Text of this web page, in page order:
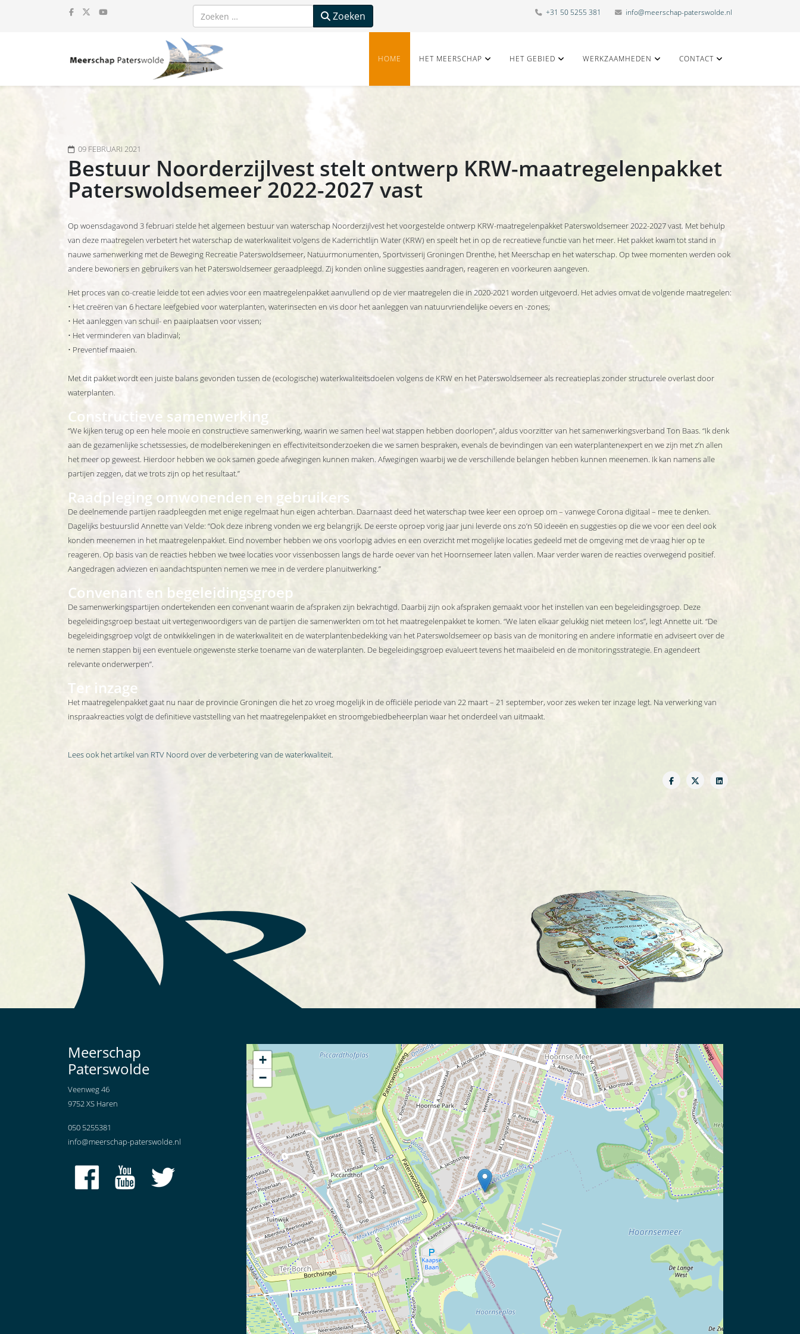
Zoeken Zoeken +31 50 5255 381 info@meerschap-paterswolde.nl
HOME HET MEERSCHAP HET GEBIED WERKZAAMHEDEN CONTACT
09 FEBRUARI 2021
Bestuur Noorderzijlvest stelt ontwerp KRW-maatregelenpakket
Paterswoldsemeer 2022-2027 vast
Op woensdagavond 3 februari stelde het algemeen bestuur van waterschap Noorderzijlvest het voorgestelde ontwerp KRW-maatregelenpakket Paterswoldsemeer 2022-2027 vast. Met behulp
van deze maatregelen verbetert het waterschap de waterkwaliteit volgens de Kaderrichtlijn Water (KRW) en speelt het in op de recreatieve functie van het meer. Het pakket kwam tot stand in
nauwe samenwerking met de Beweging Recreatie Paterswoldsemeer, Natuurmonumenten, Sportvisserij Groningen Drenthe, het Meerschap en het waterschap. Op twee momenten werden ook
andere bewoners en gebruikers van het Paterswoldsemeer geraadpleegd. Zij konden online suggesties aandragen, reageren en voorkeuren aangeven.
Het proces van co-creatie leidde tot een advies voor een maatregelenpakket aanvullend op de vier maatregelen die in 2020-2021 worden uitgevoerd. Het advies omvat de volgende maatregelen:
• Het creëren van 6 hectare leefgebied voor waterplanten, waterinsecten en vis door het aanleggen van natuurvriendelijke oevers en -zones;
• Het aanleggen van schuil- en paaiplaatsen voor vissen;
• Het verminderen van bladinval;
• Preventief maaien.
Met dit pakket wordt een juiste balans gevonden tussen de (ecologische) waterkwaliteitsdoelen volgens de KRW en het Paterswoldsemeer als recreatieplas zonder structurele overlast door
waterplanten.
Constructieve samenwerking
“We kijken terug op een hele mooie en constructieve samenwerking, waarin we samen heel wat stappen hebben doorlopen”, aldus voorzitter van het samenwerkingsverband Ton Baas. “Ik denk
aan de gezamenlijke schetssessies, de modelberekeningen en effectiviteitsonderzoeken die we samen bespraken, evenals de bevindingen van een waterplantenexpert en we zijn met z’n allen
het meer op geweest. Hierdoor hebben we ook samen goede afwegingen kunnen maken. Afwegingen waarbij we de verschillende belangen hebben kunnen meenemen. Ik kan namens alle
partijen zeggen, dat we trots zijn op het resultaat.”
Raadpleging omwonenden en gebruikers
De deelnemende partijen raadpleegden met enige regelmaat hun eigen achterban. Daarnaast deed het waterschap twee keer een oproep om – vanwege Corona digitaal – mee te denken.
Dagelijks bestuurslid Annette van Velde: “Ook deze inbreng vonden we erg belangrijk. De eerste oproep vorig jaar juni leverde ons zo’n 50 ideeën en suggesties op die we voor een deel ook
konden meenemen in het maatregelenpakket. Eind november hebben we ons voorlopig advies en een overzicht met mogelijke locaties gedeeld met de omgeving met de vraag hier op te
reageren. Op basis van de reacties hebben we twee locaties voor vissenbossen langs de harde oever van het Hoornsemeer laten vallen. Maar verder waren de reacties overwegend positief.
Aangedragen adviezen en aandachtspunten nemen we mee in de verdere planuitwerking.”
Convenant en begeleidingsgroep
De samenwerkingspartijen ondertekenden een convenant waarin de afspraken zijn bekrachtigd. Daarbij zijn ook afspraken gemaakt voor het instellen van een begeleidingsgroep. Deze
begeleidingsgroep bestaat uit vertegenwoordigers van de partijen die samenwerkten om tot het maatregelenpakket te komen. “We laten elkaar gelukkig niet meteen los”, legt Annette uit. “De
begeleidingsgroep volgt de ontwikkelingen in de waterkwaliteit en de waterplantenbedekking van het Paterswoldsemeer op basis van de monitoring en andere informatie en adviseert over de
te nemen stappen bij een eventuele ongewenste sterke toename van de waterplanten. De begeleidingsgroep evalueert tevens het maaibeleid en de monitoringsstrategie. En agendeert
relevante onderwerpen”.
Ter inzage
Het maatregelenpakket gaat nu naar de provincie Groningen die het zo vroeg mogelijk in de officiële periode van 22 maart – 21 september, voor zes weken ter inzage legt. Na verwerking van
inspraakreacties volgt de definitieve vaststelling van het maatregelenpakket en stroomgebiedbeheerplan waar het onderdeel van uitmaakt.
Lees ook het artikel van RTV Noord over de verbetering van de waterkwaliteit.
Meerschap
Paterswolde
Veenweg 46
9752 XS Haren
050 5255381
info@meerschap-paterswolde.nl
+
−